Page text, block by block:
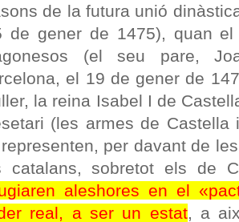
de la futura unió
de gener de 1475), quan
(el seu pare,
el 19 de gener de
la reina Isabel I de
(les armes de
per davant de
catalans, sobretot els de
aleshores en el
real, a ser un estat, a